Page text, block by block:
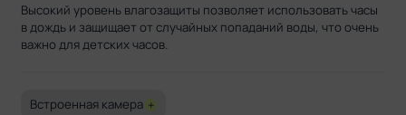
Высокий уровень влагозащиты позволяет использовать часы
в дождь и защищает от случайных попаданий воды, что очень
важно для детских часов.
Встроенная камера +